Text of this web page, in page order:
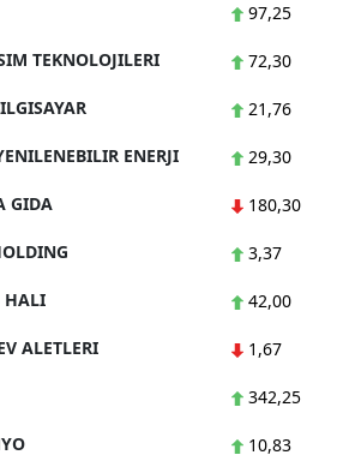
97,25
TEKNOLOJILERI 72,30
21,76
ENERJI 29,30
GIDA 180,30
3,37
HALI 42,00
ALETLERI 1,67
342,25
10,83